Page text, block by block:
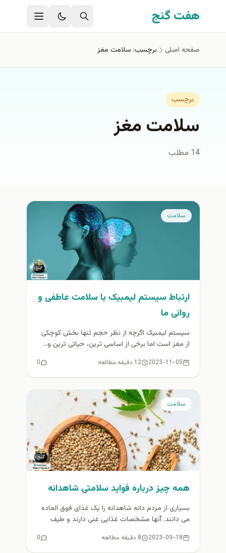
رفتن به محتوای اصلی
هفت گنج
صفحه اصلی برچسب: سلامت مغز
برچسب
سلامت مغز
14 مطلب
سلامت
ارتباط سیستم لیمبیک با سلامت عاطفی و
روانی ما
سیستم لیمبیک اگرچه از نظر حجم تنها بخش کوچکی
از مغز است اما برخی از اساسی‌ ترین، حیاتی‌ ترین و...
2023-11-05 12 دقیقه مطالعه 0
سلامت
همه چیز درباره فواید سلامتی شاهدانه
بسیاری از مردم دانه شاهدانه را یک غذای فوق العاده
می دانند. آنها مشخصات غذایی غنی دارند و طیف
2023-09-18 8 دقیقه مطالعه 0